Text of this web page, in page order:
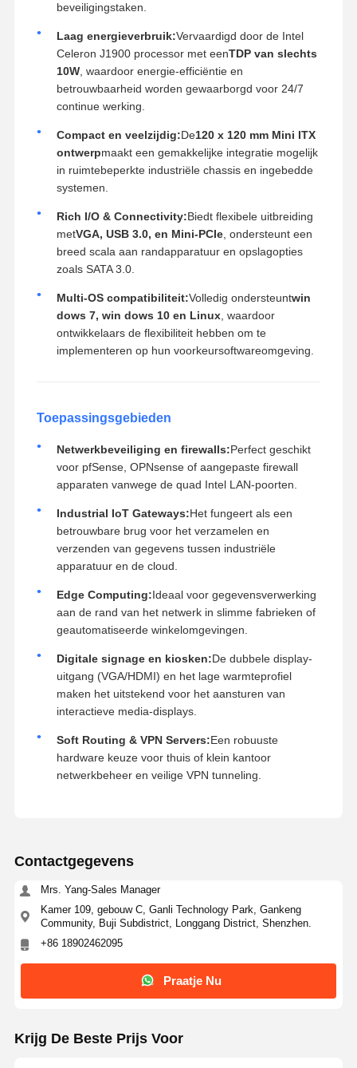
beveiligingstaken.
Laag energieverbruik:Vervaardigd door de Intel
Celeron J1900 processor met eenTDP van slechts
10W, waardoor energie-efficiëntie en
betrouwbaarheid worden gewaarborgd voor 24/7
continue werking.
Compact en veelzijdig:De120 x 120 mm Mini ITX
ontwerpmaakt een gemakkelijke integratie mogelijk
in ruimtebeperkte industriële chassis en ingebedde
systemen.
Rich I/O & Connectivity:Biedt flexibele uitbreiding
metVGA, USB 3.0, en Mini-PCIe, ondersteunt een
breed scala aan randapparatuur en opslagopties
zoals SATA 3.0.
Multi-OS compatibiliteit:Volledig ondersteuntwin
dows 7, win dows 10 en Linux, waardoor
ontwikkelaars de flexibiliteit hebben om te
implementeren op hun voorkeursoftwareomgeving.
Toepassingsgebieden
Netwerkbeveiliging en firewalls:Perfect geschikt
voor pfSense, OPNsense of aangepaste firewall
apparaten vanwege de quad Intel LAN-poorten.
Industrial IoT Gateways:Het fungeert als een
betrouwbare brug voor het verzamelen en
verzenden van gegevens tussen industriële
apparatuur en de cloud.
Edge Computing:Ideaal voor gegevensverwerking
aan de rand van het netwerk in slimme fabrieken of
geautomatiseerde winkelomgevingen.
Digitale signage en kiosken:De dubbele display-
uitgang (VGA/HDMI) en het lage warmteprofiel
maken het uitstekend voor het aansturen van
interactieve media-displays.
Soft Routing & VPN Servers:Een robuuste
hardware keuze voor thuis of klein kantoor
netwerkbeheer en veilige VPN tunneling.
Contactgegevens
Mrs. Yang-Sales Manager
Kamer 109, gebouw C, Ganli Technology Park, Gankeng
Community, Buji Subdistrict, Longgang District, Shenzhen.
+86 18902462095
Praatje Nu
Krijg De Beste Prijs Voor